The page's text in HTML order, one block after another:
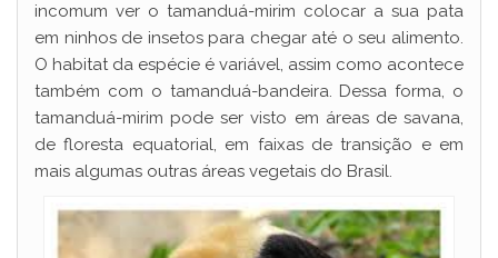
incomum ver o tamanduá-mirim colocar a sua pata
em ninhos de insetos para chegar até o seu alimento.
O habitat da espécie é variável, assim como acontece
também com o tamanduá-bandeira. Dessa forma, o
tamanduá-mirim pode ser visto em áreas de savana,
de floresta equatorial, em faixas de transição e em
mais algumas outras áreas vegetais do Brasil.